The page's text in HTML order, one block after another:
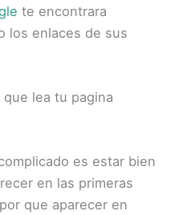
te encontrara
los enlaces de sus
lea tu pagina
es estar bien
en las primeras
que aparecer en